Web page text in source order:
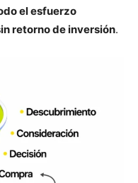
el esfuerzo
retorno de inversión.